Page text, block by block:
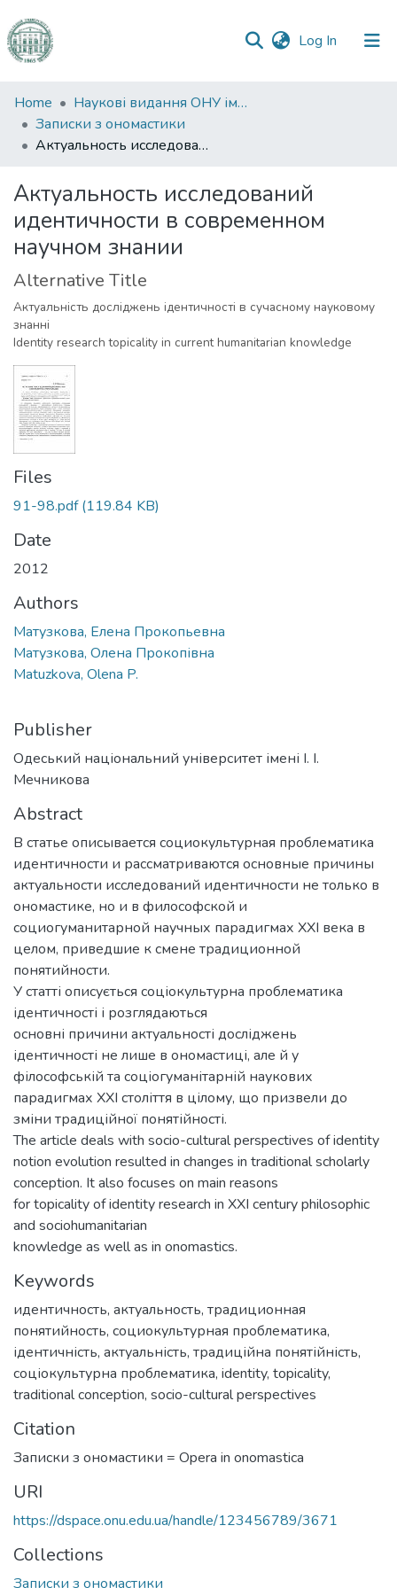
Log In (current)
Communities
&
Collections
Statistics
Home
Наукові видання ОНУ імені І. І. Мечникова
Записки з ономастики
Актуальность исследований идентичности в современном научном знании
Актуальность исследований
идентичности в современном
научном знании
Alternative Title
Актуальність досліджень ідентичності в сучасному науковому
знанні
Identity research topicality in current humanitarian knowledge
Files
91-98.pdf(119.84 KB)
Date
2012
Authors
Матузкова, Елена Прокопьевна
Матузкова, Олена Прокопівна
Matuzkova, Olena P.
Publisher
Одеський національний університет імені І. І.
Мечникова
Abstract
В статье описывается социокультурная проблематика
идентичности и рассматриваются основные причины
актуальности исследований идентичности не только в
ономастике, но и в философской и
социогуманитарной научных парадигмах ХХІ века в
целом, приведшие к смене традиционной
понятийности.
У статті описується соціокультурна проблематика
ідентичності і розглядаються
основні причини актуальності досліджень
ідентичності не лише в ономастиці, але й у
філософській та соціогуманітарній наукових
парадигмах ХХІ століття в цілому, що призвели до
зміни традиційної понятійності.
The article deals with socio-cultural perspectives of identity
notion evolution resulted in changes in traditional scholarly
conception. It also focuses on main reasons
for topicality of identity research in XXI century philosophic
and sociohumanitarian
knowledge as well as in onomastics.
Keywords
идентичность, актуальность, традиционная
понятийность, социокультурная проблематика,
ідентичність, актуальність, традиційна понятійність,
соціокультурна проблематика, identity, topicality,
traditional conception, socio-cultural perspectives
Citation
Записки з ономастики = Opera in onomastica
URI
https://dspace.onu.edu.ua/handle/123456789/3671
Collections
Записки з ономастики